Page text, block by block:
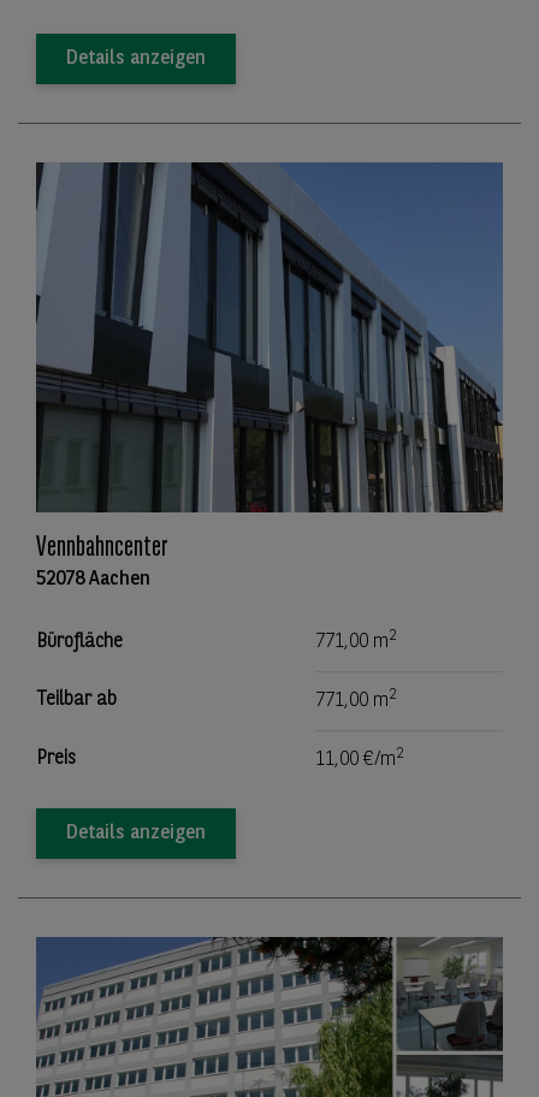
Details anzeigen
Vennbahncenter
52078 Aachen
Bürofläche 771,00 m2
Teilbar ab 771,00 m2
Preis 11,00 €/m2
Details anzeigen